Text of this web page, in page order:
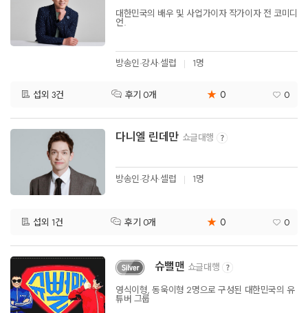
대한민국의 배우 및 사업가이자 작가이자 전 코미디
언.
방송인·강사·셀럽 1명
섭외 3건 후기 0개 ★ 0 0
다니엘 린데만 쇼글대행
방송인·강사·셀럽 1명
섭외 1건 후기 0개 ★ 0 0
슈뻘맨 쇼글대행
영식이형, 동욱이형 2명으로 구성된 대한민국의 유
튜버 그룹